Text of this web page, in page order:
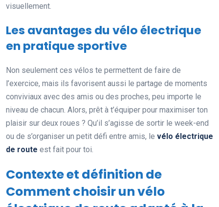
visuellement.
Les avantages du vélo électrique
en pratique sportive
Non seulement ces vélos te permettent de faire de
l’exercice, mais ils favorisent aussi le partage de moments
conviviaux avec des amis ou des proches, peu importe le
niveau de chacun. Alors, prêt à t’équiper pour maximiser ton
plaisir sur deux roues ? Qu’il s’agisse de sortir le week-end
ou de s’organiser un petit défi entre amis, le vélo électrique
de route est fait pour toi.
Contexte et définition de
Comment choisir un vélo